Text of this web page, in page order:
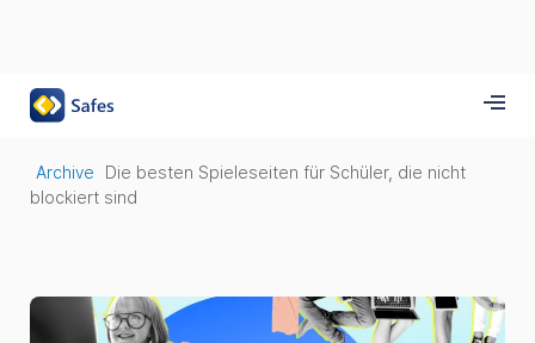
Archive
Die besten Spieleseiten für Schüler, die nicht
blockiert sind